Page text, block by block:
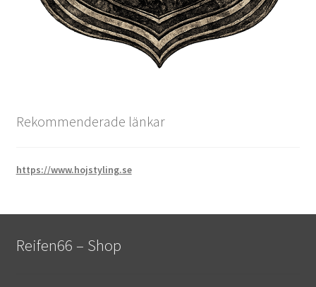
Rekommenderade länkar
https://www.hojstyling.se
Reifen66 – Shop